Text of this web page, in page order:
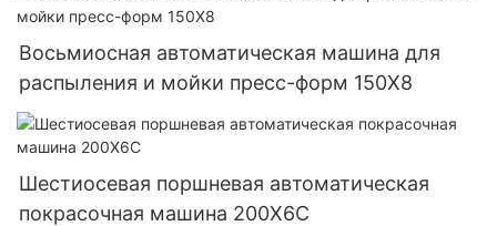
Восьмиосная автоматическая машина для
распыления и мойки пресс-форм 150X8
Шестиосевая поршневая автоматическая
покрасочная машина 200X6C